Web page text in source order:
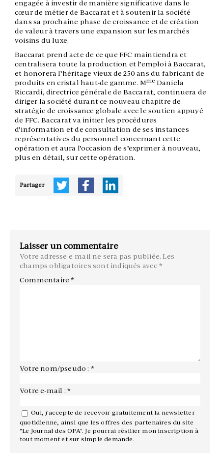
engagée à investir de manière significative dans le
cœur de métier de Baccarat et à soutenir la société
dans sa prochaine phase de croissance et de création
de valeur à travers une expansion sur les marchés
voisins du luxe.
Baccarat prend acte de ce que FFC maintiendra et
centralisera toute la production et l’emploi à Baccarat,
et honorera l’héritage vieux de 250 ans du fabricant de
produits en cristal haut-de gamme. Mme Daniela
Riccardi, directrice générale de Baccarat, continuera de
diriger la société durant ce nouveau chapitre de
stratégie de croissance globale avec le soutien appuyé
de FFC. Baccarat va initier les procédures
d’information et de consultation de ses instances
représentatives du personnel concernant cette
opération et aura l’occasion de s’exprimer à nouveau,
plus en détail, sur cette opération.
Partager
Laisser un commentaire
Votre adresse e-mail ne sera pas publiée. Les
champs obligatoires sont indiqués avec *
Commentaire*
Votre nom/pseudo : *
Votre e-mail : *
Oui, j'accepte de recevoir gratuitement la newsletter
quotidienne, ainsi que les offres des partenaires du site
"Le Journal des OPA". Je pourrai résilier mon inscription à
tout moment et sur simple demande.